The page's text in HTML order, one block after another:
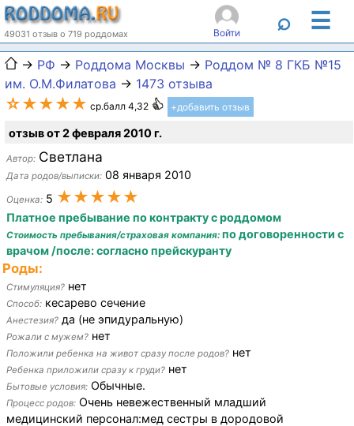
49031 отзыв о 719 роддомах Войти ⌕ ☰
→ РФ → Роддома Москвы → Роддом № 8 ГКБ №15
им. О.М.Филатова → 1473 отзыва
☆★★★★ ср.балл 4,32 +добавить отзыв
отзыв от 2 февраля 2010 г.
Автор: Светлана
Дата родов/выписки: 08 января 2010
Оценка: 5 ★★★★★
Платное пребывание по контракту с роддомом
Стоимость пребывания/страховая компания: по договоренности с
врачом /после: согласно прейскуранту
Роды:
Стимуляция? нет
Способ: кесарево сечение
Анестезия? да (не эпидуральную)
Рожали с мужем? нет
Положили ребенка на живот сразу после родов? нет
Ребенка приложили сразу к груди? нет
Бытовые условия: Обычные.
Процесс родов: Очень невежественный младший
медицинский персонал:мед сестры в дородовой